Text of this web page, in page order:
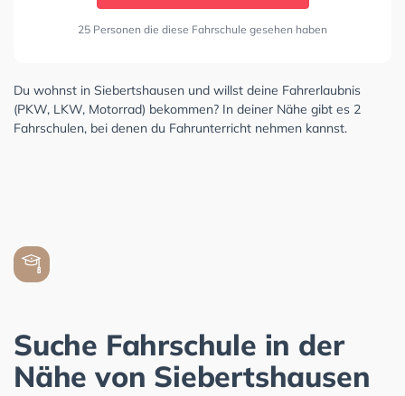
25 Personen die diese Fahrschule gesehen haben
Du wohnst in Siebertshausen und willst deine Fahrerlaubnis
(PKW, LKW, Motorrad) bekommen? In deiner Nähe gibt es 2
Fahrschulen, bei denen du Fahrunterricht nehmen kannst.
Suche Fahrschule in der
Nähe von Siebertshausen